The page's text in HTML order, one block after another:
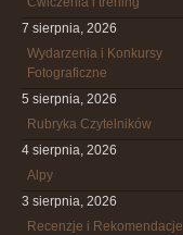
7 sierpnia, 2026
Wydarzenia i Konkursy
Fotograficzne
5 sierpnia, 2026
Rubryka Czytelników
4 sierpnia, 2026
Alpy
3 sierpnia, 2026
Recenzje i Rekomendacje